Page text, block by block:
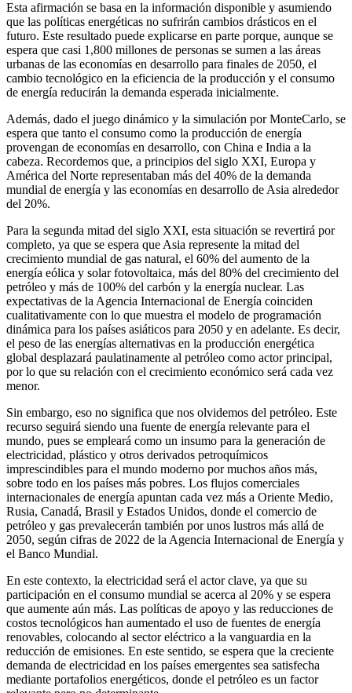
Esta afirmación se basa en la información disponible y asumiendo
que las políticas energéticas no sufrirán cambios drásticos en el
futuro. Este resultado puede explicarse en parte porque, aunque se
espera que casi 1,800 millones de personas se sumen a las áreas
urbanas de las economías en desarrollo para finales de 2050, el
cambio tecnológico en la eficiencia de la producción y el consumo
de energía reducirán la demanda esperada inicialmente.
Además, dado el juego dinámico y la simulación por MonteCarlo, se
espera que tanto el consumo como la producción de energía
provengan de economías en desarrollo, con China e India a la
cabeza. Recordemos que, a principios del siglo XXI, Europa y
América del Norte representaban más del 40% de la demanda
mundial de energía y las economías en desarrollo de Asia alrededor
del 20%.
Para la segunda mitad del siglo XXI, esta situación se revertirá por
completo, ya que se espera que Asia represente la mitad del
crecimiento mundial de gas natural, el 60% del aumento de la
energía eólica y solar fotovoltaica, más del 80% del crecimiento del
petróleo y más de 100% del carbón y la energía nuclear. Las
expectativas de la Agencia Internacional de Energía coinciden
cualitativamente con lo que muestra el modelo de programación
dinámica para los países asiáticos para 2050 y en adelante. Es decir,
el peso de las energías alternativas en la producción energética
global desplazará paulatinamente al petróleo como actor principal,
por lo que su relación con el crecimiento económico será cada vez
menor.
Sin embargo, eso no significa que nos olvidemos del petróleo. Este
recurso seguirá siendo una fuente de energía relevante para el
mundo, pues se empleará como un insumo para la generación de
electricidad, plástico y otros derivados petroquímicos
imprescindibles para el mundo moderno por muchos años más,
sobre todo en los países más pobres. Los flujos comerciales
internacionales de energía apuntan cada vez más a Oriente Medio,
Rusia, Canadá, Brasil y Estados Unidos, donde el comercio de
petróleo y gas prevalecerán también por unos lustros más allá de
2050, según cifras de 2022 de la Agencia Internacional de Energía y
el Banco Mundial.
En este contexto, la electricidad será el actor clave, ya que su
participación en el consumo mundial se acerca al 20% y se espera
que aumente aún más. Las políticas de apoyo y las reducciones de
costos tecnológicos han aumentado el uso de fuentes de energía
renovables, colocando al sector eléctrico a la vanguardia en la
reducción de emisiones. En este sentido, se espera que la creciente
demanda de electricidad en los países emergentes sea satisfecha
mediante portafolios energéticos, donde el petróleo es un factor